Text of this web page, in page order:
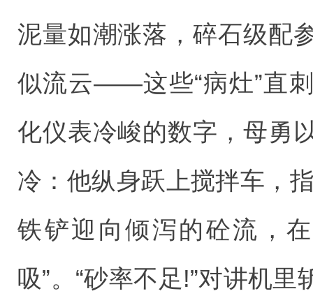
泥量如潮涨落，碎石级配
似流云——这些“病灶”直
化仪表冷峻的数字，母勇
冷：他纵身跃上搅拌车，
铁铲迎向倾泻的砼流，
吸”。“砂率不足!”对讲机